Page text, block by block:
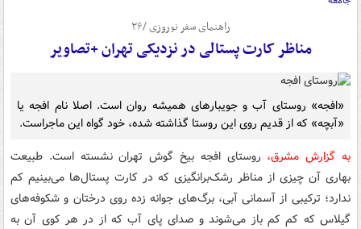
راهنمای سفر نوروزی /۳۶
مناظر کارت پستالی در نزدیکی تهران +تصاویر
«افجه» روستای آب و جویبارهای همیشه روان است. اصلا نام افجه یا
«آبچه» که از قدیم روی این روستا گذاشته شده، خود گواه این ماجراست.
به گزارش مشرق، روستای افجه بیخ گوش تهران نشسته است. طبیعت
بهاری آن چیزی از مناظر رشک‌برانگیزی که در کارت پستال‌ها می‌بینیم کم
ندارد؛ ترکیبی از آسمانی آبی، برگ‌های جوانه زده روی درختان و شکوفه‌های
گیلاس که کم کم باز می‌شوند و صدای پای آب که از در هر کوی آن به